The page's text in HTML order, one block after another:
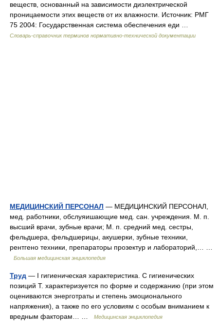
веществ, основанный на зависимости диэлектрической
проницаемости этих веществ от их влажности. Источник: РМГ
75 2004: Государственная система обеспечения еди …
Словарь-справочник терминов нормативно-технической документации
МЕДИЦИНСКИЙ ПЕРСОНАЛ — МЕДИЦИНСКИЙ ПЕРСОНАЛ,
мед. работники, обслуяишающие мед. сан. учреждения. М. п.
высший врачи, зубные врачи; М. п. средний мед. сестры,
фельдшера, фельдшерицы, акушерки, зубные техники,
рентгено техники, препараторы прозектур и лабораторий,… …
Большая медицинская энциклопедия
Труд — I гигиеническая характеристика. С гигиенических
позиций Т. характеризуется по форме и содержанию (при этом
оцениваются энерготраты и степень эмоционального
напряжения), а также по его условиям с особым вниманием к
вредным факторам… …
Медицинская энциклопедия